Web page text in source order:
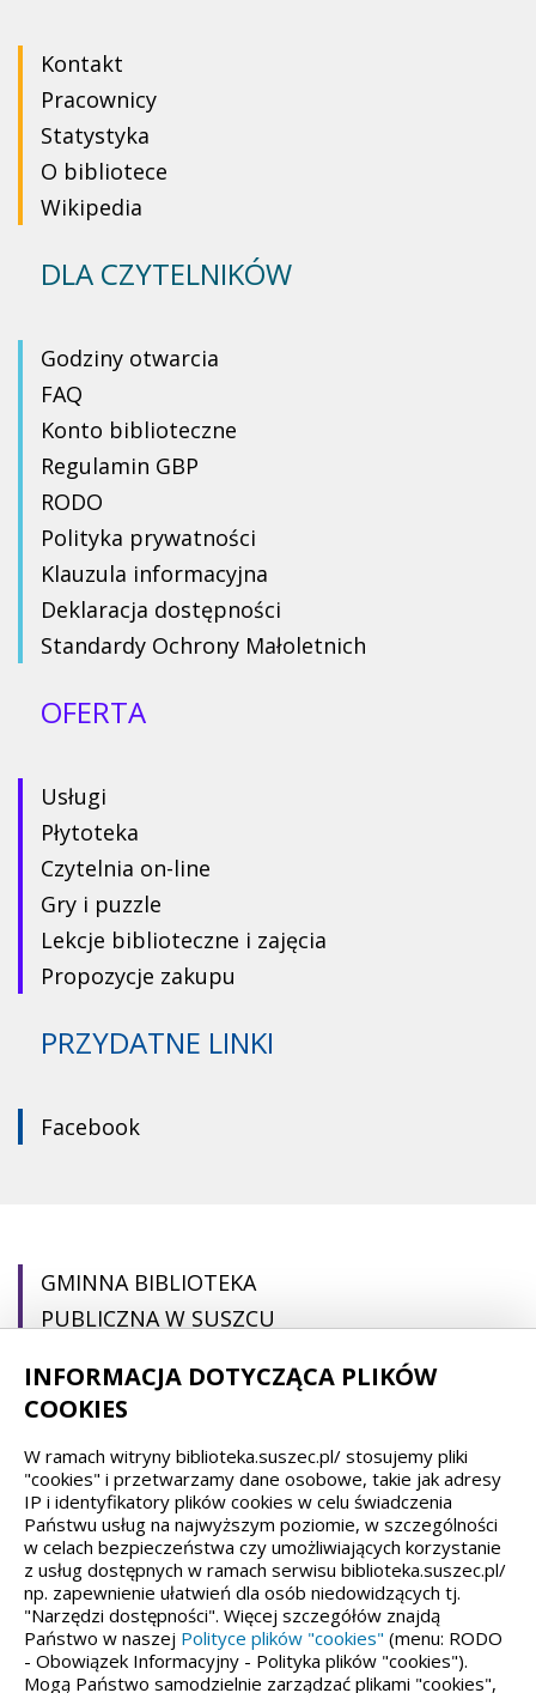
Kontakt
Pracownicy
Statystyka
O bibliotece
Wikipedia
DLA CZYTELNIKÓW
Godziny otwarcia
FAQ
Konto biblioteczne
Regulamin GBP
RODO
Polityka prywatności
Klauzula informacyjna
Deklaracja dostępności
Standardy Ochrony Małoletnich
OFERTA
Usługi
Płytoteka
Czytelnia on-line
Gry i puzzle
Lekcje biblioteczne i zajęcia
Propozycje zakupu
PRZYDATNE LINKI
Facebook
GMINNA BIBLIOTEKA
PUBLICZNA W SUSZCU
pl. Ogrodowa 22
43-267 Suszec
(32) 44 88 692
gbp@suszec.pl
gbpsuszec@gmail.com
Spełniamy standardy dostępności oraz W3C
INFORMACJA DOTYCZĄCA PLIKÓW
COOKIES
W ramach witryny biblioteka.suszec.pl/ stosujemy pliki
"cookies" i przetwarzamy dane osobowe, takie jak adresy
IP i identyfikatory plików cookies w celu świadczenia
Państwu usług na najwyższym poziomie, w szczególności
w celach bezpieczeństwa czy umożliwiających korzystanie
z usług dostępnych w ramach serwisu biblioteka.suszec.pl/
np. zapewnienie ułatwień dla osób niedowidzących tj.
"Narzędzi dostępności". Więcej szczegółów znajdą
Państwo w naszej Polityce plików "cookies" (menu: RODO
- Obowiązek Informacyjny - Polityka plików "cookies").
Mogą Państwo samodzielnie zarządzać plikami "cookies",